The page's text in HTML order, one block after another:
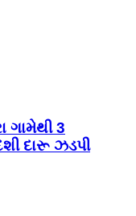
ગામેથી 3
દારૂ ઝડપી